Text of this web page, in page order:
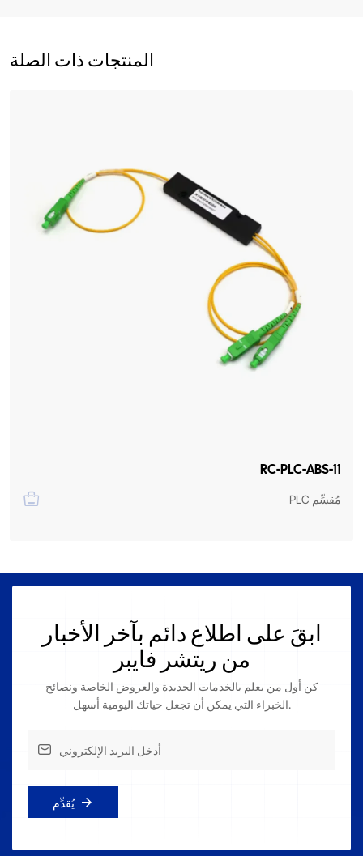
المنتجات ذات الصلة
RC-PLC-ABS-11
مُقسِّم PLC
ابقَ على اطلاع دائم بآخر الأخبار
من ريتشر فايبر
كن أول من يعلم بالخدمات الجديدة والعروض الخاصة ونصائح
الخبراء التي يمكن أن تجعل حياتك اليومية أسهل.
يُقدِّم